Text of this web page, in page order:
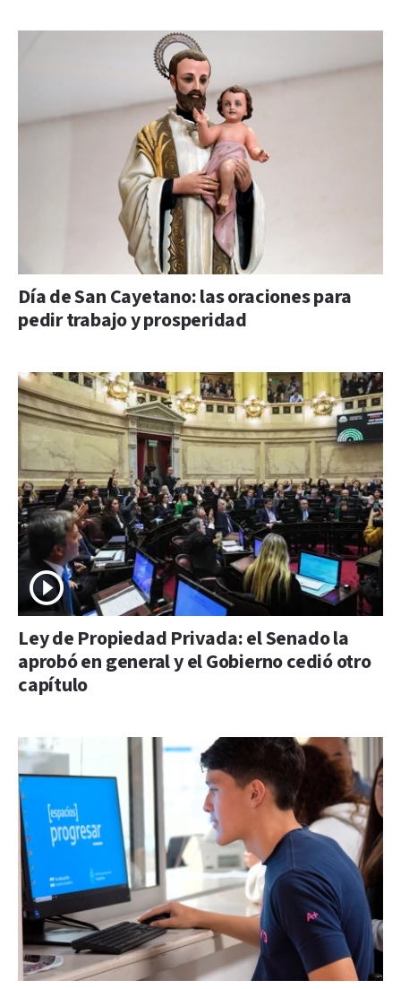
Día de San Cayetano: las oraciones para
pedir trabajo y prosperidad
Ley de Propiedad Privada: el Senado la
aprobó en general y el Gobierno cedió otro
capítulo